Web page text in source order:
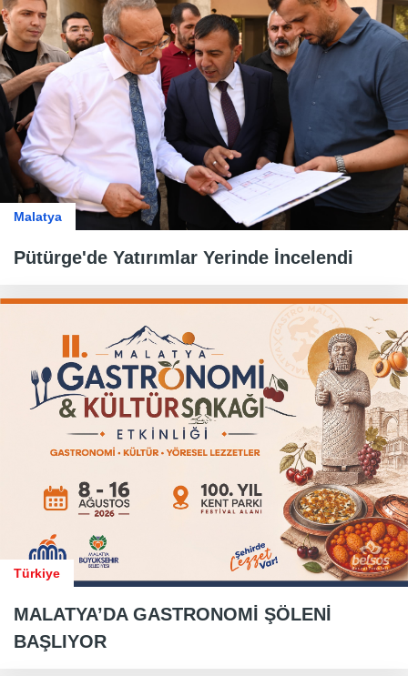
Malatya
Pütürge'de Yatırımlar Yerinde İncelendi
Türkiye
MALATYA’DA GASTRONOMİ ŞÖLENİ
BAŞLIYOR